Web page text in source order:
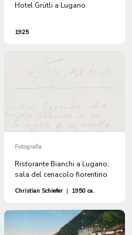
Hotel Grütli a Lugano
1925
Fotografia
Ristorante Bianchi a Lugano,
sala del cenacolo fiorentino
Christian Schiefer | 1950 ca.